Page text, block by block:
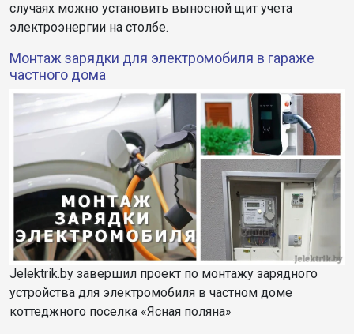
случаях можно установить выносной щит учета
электроэнергии на столбе.
Монтаж зарядки для электромобиля в гараже
частного дома
Jelektrik.by завершил проект по монтажу зарядного
устройства для электромобиля в частном доме
коттеджного поселка «Ясная поляна»